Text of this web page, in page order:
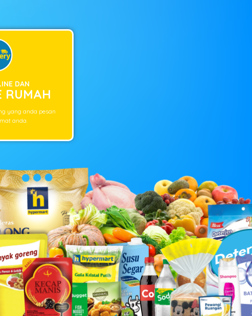
DAN
RUMAH
yang anda pesan
anda.